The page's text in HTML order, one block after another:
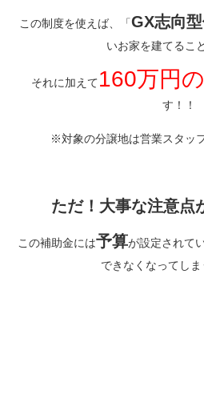
この制度を使えば、「GX志向
いお家を建てるこ
それに加えて160万円
す！！
※対象の分譲地は営業スタッ
ただ！大事な注意点
この補助金には予算が設定されて
できなくなってしま